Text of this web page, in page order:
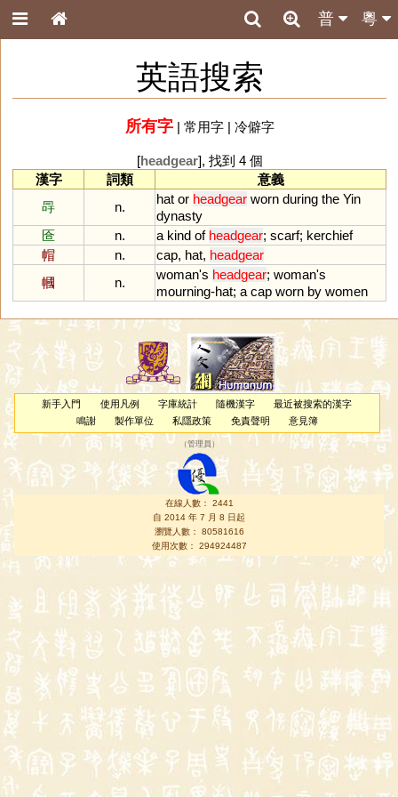
粵
普
英語搜索
所有字| 常用字| 冷僻字
[headgear], 找到 4 個
漢字
詞類
意義
冔
n.
hat or headgear worn during the Yin
dynasty
匼
n. a kind of headgear; scarf; kerchief
帽
n. cap, hat, headgear
幗
n.
woman's headgear; woman's
mourning-hat; a cap worn by women
新手入門 使用凡例 字庫統計 隨機漢字
最近被搜索的漢字
鳴謝
製作單位 私隱政策 免責聲明 意見簿
（管理員 ）
在線人數： 2441
自 2014 年 7 月 8 日起
瀏覽人數： 80581616
使用次數： 294924487